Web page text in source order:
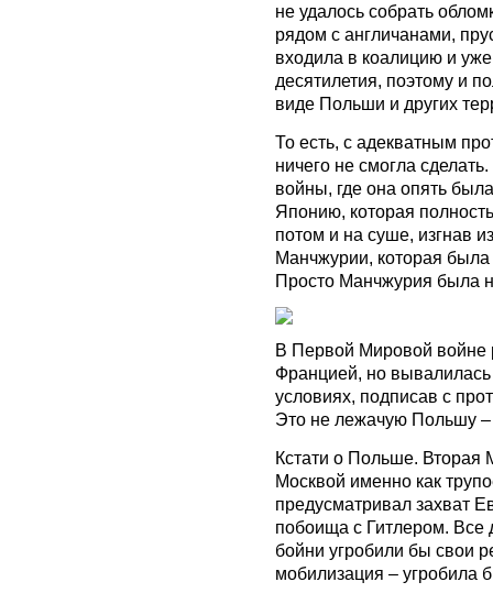
не удалось собрать
рядом с англичанами,
входила в коалицию и
десятилетия, поэтому и
виде Польши и других
То есть, с адекватным
ничего не смогла
войны, где она опять
Японию, которая
потом и на суше, изгнав
Манчжурии, которая была
Просто Манчжурия была
В Первой Мировой войне
Францией, но
условиях, подписав с
Это не лежачую Польшу
Кстати о Польше. Вторая
Москвой именно как
предусматривал захват
побоища с Гитлером. Все
бойни угробили бы свои
мобилизация – угробила